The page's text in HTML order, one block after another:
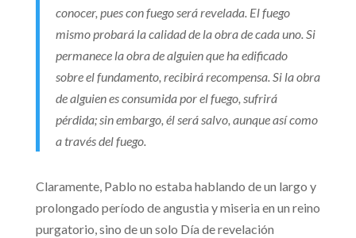
conocer, pues con fuego será revelada. El fuego
mismo probará la calidad de la obra de cada uno. Si
permanece la obra de alguien que ha edificado
sobre el fundamento, recibirá recompensa. Si la obra
de alguien es consumida por el fuego, sufrirá
pérdida; sin embargo, él será salvo, aunque así como
a través del fuego.
Claramente, Pablo no estaba hablando de un largo y
prolongado período de angustia y miseria en un reino
purgatorio, sino de un solo Día de revelación